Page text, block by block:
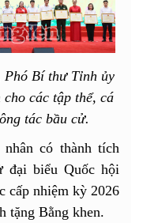
Phó Bí thư Tỉnh ủy
các tập thể, cá
tác bầu cử.
có thành tích
đại biểu Quốc hội
cấp nhiệm kỳ 2026
tặng Bằng khen.